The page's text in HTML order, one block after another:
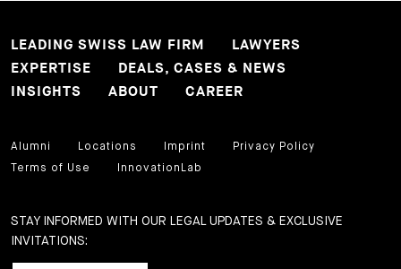
LEADING SWISS LAW FIRM
LAWYERS
EXPERTISE
DEALS, CASES & NEWS
INSIGHTS
ABOUT CAREER
Alumni Locations Imprint
Privacy Policy
Terms of Use
InnovationLab
STAY INFORMED WITH OUR LEGAL UPDATES & EXCLUSIVE
INVITATIONS: